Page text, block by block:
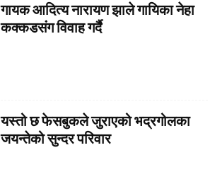
गायक आदित्य नारायण झाले गायिका नेहा
कक्कडसंग विवाह गर्दै
यस्तो छ फेसबुकले जुराएको भद्रगोलका
जयन्तेको सुन्दर परिवार